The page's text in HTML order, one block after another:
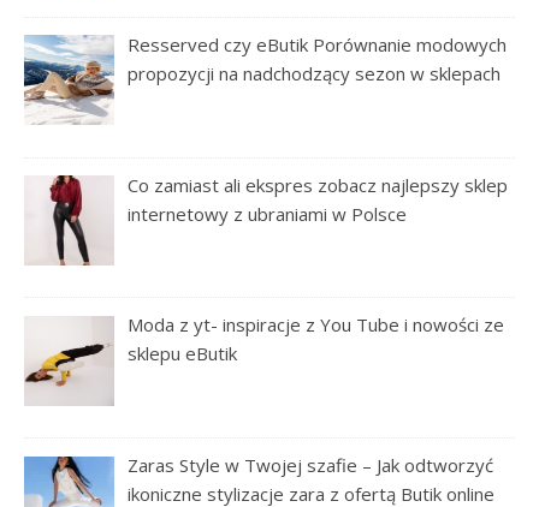
Resserved czy eButik Porównanie modowych
propozycji na nadchodzący sezon w sklepach
Co zamiast ali ekspres zobacz najlepszy sklep
internetowy z ubraniami w Polsce
Moda z yt- inspiracje z You Tube i nowości ze
sklepu eButik
Zaras Style w Twojej szafie – Jak odtworzyć
ikoniczne stylizacje zara z ofertą Butik online